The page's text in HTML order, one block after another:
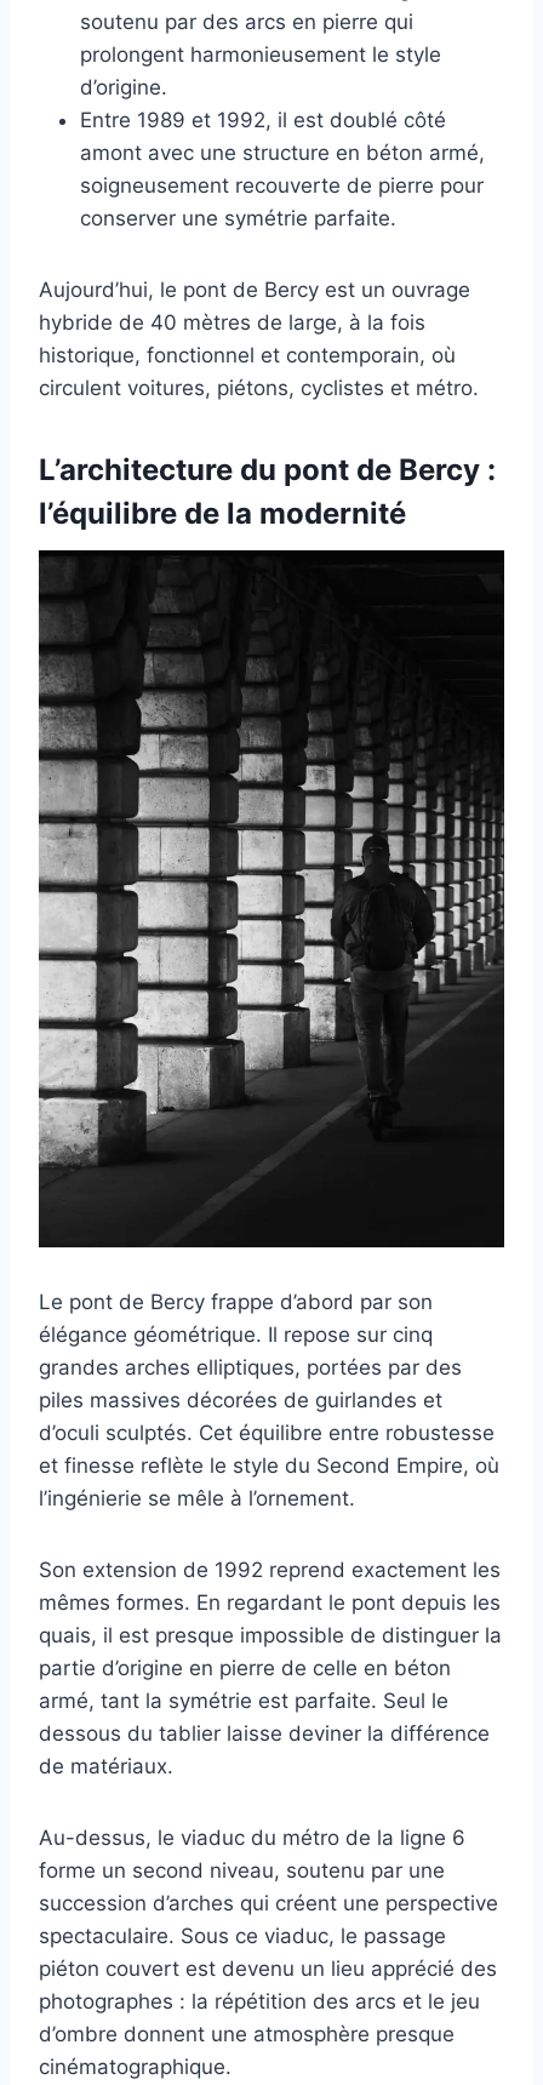
soutenu par des arcs en pierre qui
prolongent harmonieusement le style
d’origine.
Entre 1989 et 1992, il est doublé côté
amont avec une structure en béton armé,
soigneusement recouverte de pierre pour
conserver une symétrie parfaite.
Aujourd’hui, le pont de Bercy est un ouvrage
hybride de 40 mètres de large, à la fois
historique, fonctionnel et contemporain, où
circulent voitures, piétons, cyclistes et métro.
L’architecture du pont de Bercy :
l’équilibre de la modernité
Le pont de Bercy frappe d’abord par son
élégance géométrique. Il repose sur cinq
grandes arches elliptiques, portées par des
piles massives décorées de guirlandes et
d’oculi sculptés. Cet équilibre entre robustesse
et finesse reflète le style du Second Empire, où
l’ingénierie se mêle à l’ornement.
Son extension de 1992 reprend exactement les
mêmes formes. En regardant le pont depuis les
quais, il est presque impossible de distinguer la
partie d’origine en pierre de celle en béton
armé, tant la symétrie est parfaite. Seul le
dessous du tablier laisse deviner la différence
de matériaux.
Au-dessus, le viaduc du métro de la ligne 6
forme un second niveau, soutenu par une
succession d’arches qui créent une perspective
spectaculaire. Sous ce viaduc, le passage
piéton couvert est devenu un lieu apprécié des
photographes : la répétition des arcs et le jeu
d’ombre donnent une atmosphère presque
cinématographique.